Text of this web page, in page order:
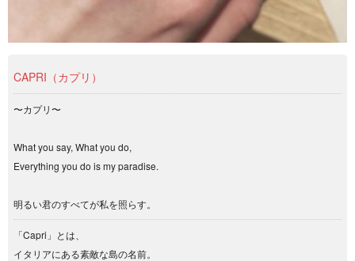
CAPRI（カプリ）
〜カプリ〜
What you say, What you do,
Everything you do is my paradise.
明るい君のすべてが私を照らす。
「Capri」とは、
イタリアにある素敵な島の名前。